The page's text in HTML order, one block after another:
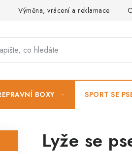
Výměna, vrácení a reklamace
BOXY SPORT SE
Lyže se